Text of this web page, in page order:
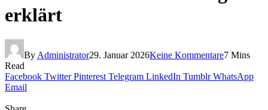
erklärt
By Administrator29. Januar 2026Keine Kommentare7 Mins
Read
Facebook Twitter Pinterest Telegram LinkedIn Tumblr WhatsApp
Email